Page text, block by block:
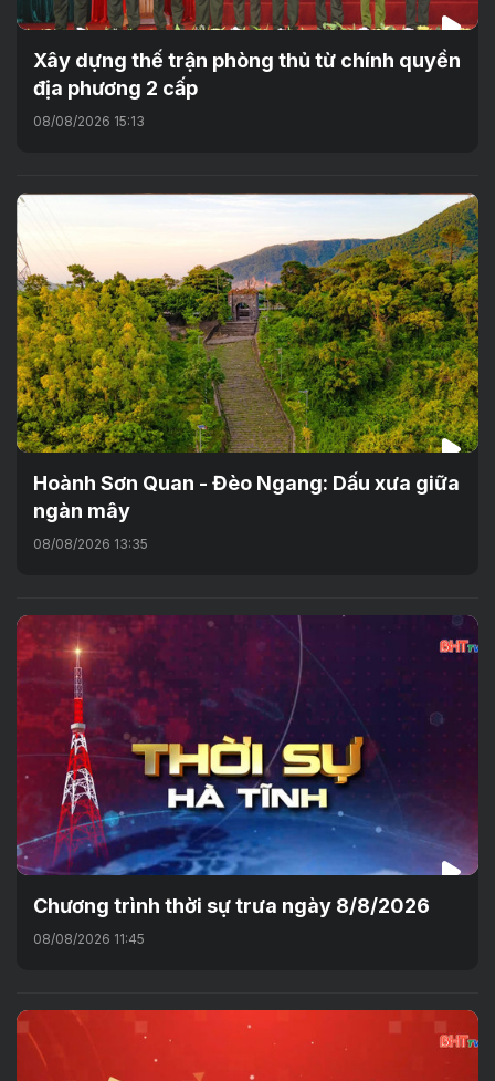
Xây dựng thế trận phòng thủ từ chính quyền
địa phương 2 cấp
08/08/2026 15:13
Hoành Sơn Quan - Đèo Ngang: Dấu xưa giữa
ngàn mây
08/08/2026 13:35
Chương trình thời sự trưa ngày 8/8/2026
08/08/2026 11:45